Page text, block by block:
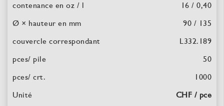
16 / 0,40
90 / 135
L332.189
50
1000
CHF / pce